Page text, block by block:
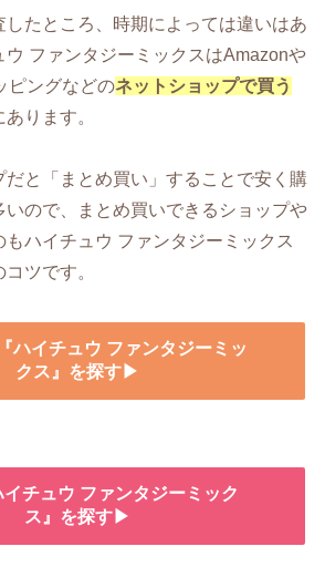
したところ、時期によっては違いはあ
ウ ファンタジーミックスはAmazonや
ピングなどのネットショップで買う
ります。
だと「まとめ買い」することで安く購
いので、まとめ買いできるショップや
ハイチュウ ファンタジーミックス
ツです。
ハイチュウ ファンタジーミッ
クス』を探す▶
チュウ ファンタジーミック
ス』を探す▶